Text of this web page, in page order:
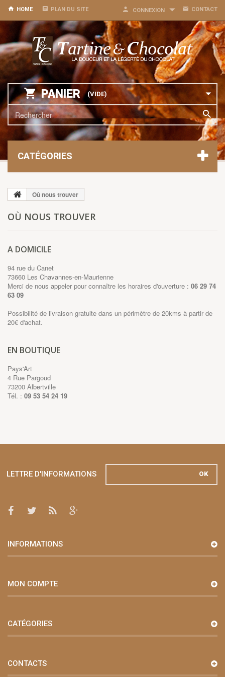
HOME PLAN DU SITE CONTACT
CONNEXION
PANIER (VIDE)
CATÉGORIES
Où nous trouver
OÙ NOUS TROUVER
A DOMICILE
94 rue du Canet
73660 Les Chavannes-en-Maurienne
Merci de nous appeler pour connaître les horaires d'ouverture : 06 29 74
63 09
Possibilité de livraison gratuite dans un périmètre de 20kms à partir de
20€ d'achat.
EN BOUTIQUE
Pays'Art
4 Rue Pargoud
73200 Albertville
Tél. : 09 53 54 24 19
LETTRE D'INFORMATIONS OK
INFORMATIONS
MON COMPTE
CATÉGORIES
CONTACTS